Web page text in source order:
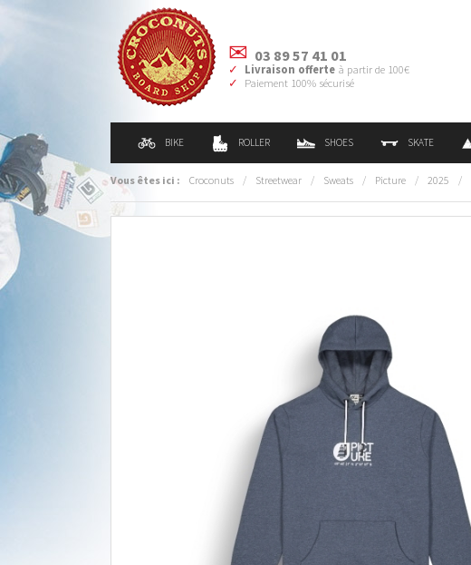
03 89 57 41 01
Livraison offerte à partir de 100€
Paiement 100% sécurisé
BIKE ROLLER SHOES SKATE
Vous êtes ici : Croconuts / Streetwear / Sweats / Picture / 2025 /